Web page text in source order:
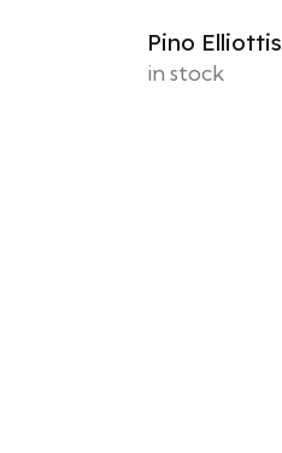
Pino Elliottis
in stock